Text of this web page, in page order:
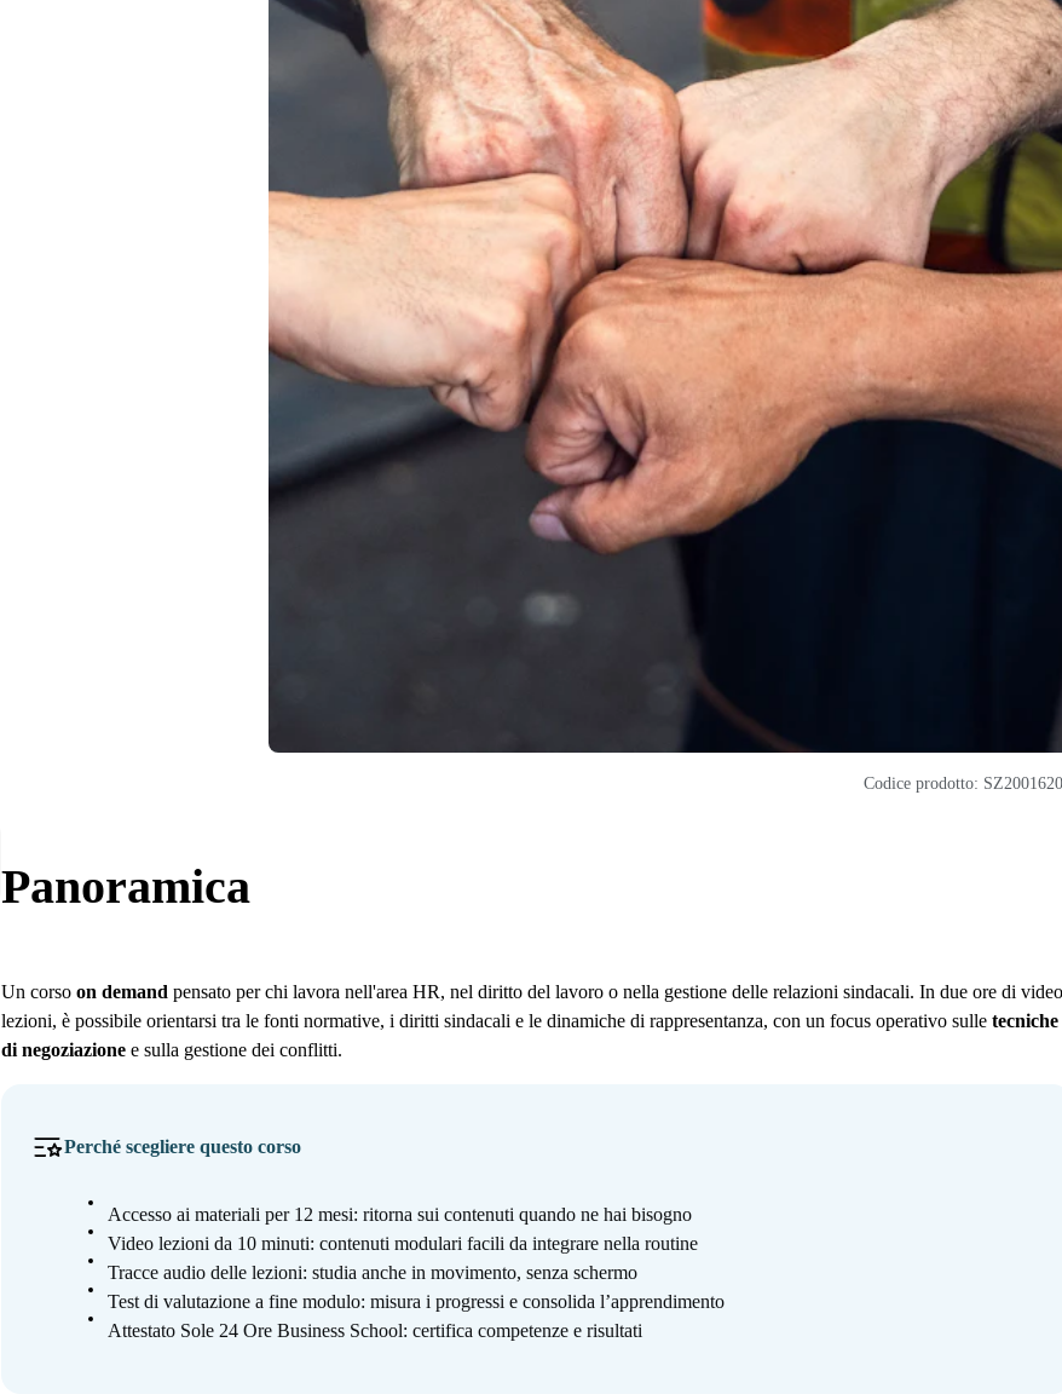
Codice prodotto:
Panoramica
Un corso on demand pensato per chi lavora nell'area HR, nel diritto del lavoro o nella gestione delle relazioni sindacali. In due ore di video
lezioni, è possibile orientarsi tra le fonti normative, i diritti sindacali e le dinamiche di rappresentanza, con un focus operativo sulle tecniche
di negoziazionee sulla gestione dei conflitti.
Perché scegliere questo corso
Accesso ai materiali per 12 mesi: ritorna sui contenuti quando ne hai bisogno
Video lezioni da 10 minuti: contenuti modulari facili da integrare nella routine
Tracce audio delle lezioni: studia anche in movimento, senza schermo
Test di valutazione a fine modulo: misura i progressi e consolida l’apprendimento
Attestato Sole 24 Ore Business School: certifica competenze e risultati